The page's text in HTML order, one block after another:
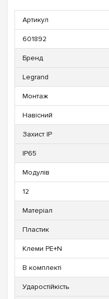
Артикул
601892
Бренд
Legrand
Монтаж
Навісний
Захист IP
IP65
Модулів
12
Матеріал
Пластик
Клеми PE+N
В комплекті
Ударостійкість